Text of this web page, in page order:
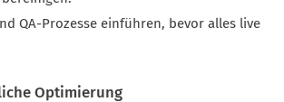
QA-Prozesse einführen, bevor alles live
Optimierung